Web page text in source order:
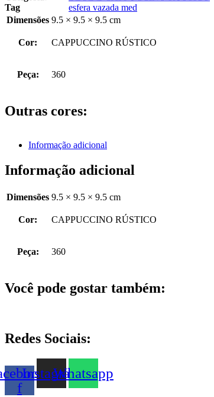
Tag
esfera vazada med
Dimensões 9.5 × 9.5 × 9.5 cm
Cor: CAPPUCCINO RÚSTICO
Peça: 360
Outras cores:
Informação adicional
Informação adicional
Dimensões 9.5 × 9.5 × 9.5 cm
Cor: CAPPUCCINO RÚSTICO
Peça: 360
Você pode gostar também:
Redes Sociais:
f
InstagramWhatsapp